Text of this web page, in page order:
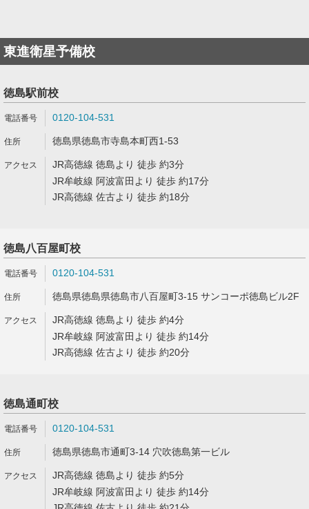
東進衛星予備校
徳島駅前校
0120-104-531
徳島県徳島市寺島本町西1-53
JR高徳線 徳島より 徒歩 約3分
JR牟岐線 阿波富田より 徒歩 約17分
JR高徳線 佐古より 徒歩 約18分
徳島八百屋町校
0120-104-531
徳島県徳島県徳島市八百屋町3-15 サンコーポ徳島ビル2F
JR高徳線 徳島より 徒歩 約4分
JR牟岐線 阿波富田より 徒歩 約14分
JR高徳線 佐古より 徒歩 約20分
徳島通町校
0120-104-531
徳島県徳島市通町3-14 穴吹徳島第一ビル
JR高徳線 徳島より 徒歩 約5分
JR牟岐線 阿波富田より 徒歩 約14分